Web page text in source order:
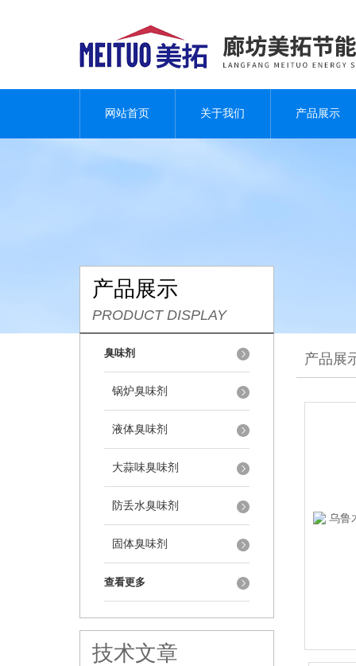
网站首页 关于我们 产品展示
产品展示
PRODUCT DISPLAY
臭味剂
锅炉臭味剂
液体臭味剂
大蒜味臭味剂
防丢水臭味剂
固体臭味剂
查看更多
技术文章
产品展